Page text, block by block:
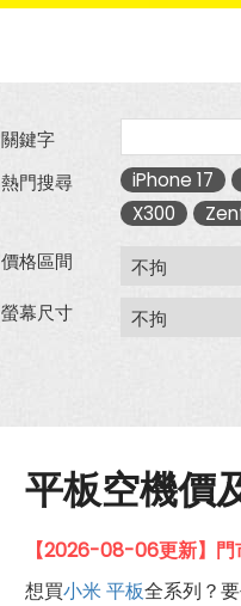
關鍵字
熱門搜尋
iPhone 17
X300
價格區間
螢幕尺寸
平板空機價
【2026-08-06更新】
想買小米 平板全系列？